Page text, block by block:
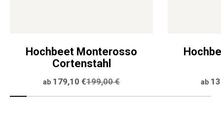
Hochbeet Monterosso
Cortenstahl
Angebotspreis
ab 179,10 €Preis
199,00 € ab